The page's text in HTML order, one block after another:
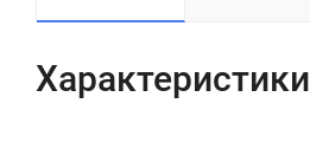
Характеристики